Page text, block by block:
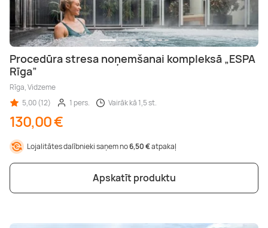
Procedūra stresa noņemšanai kompleksā „ESPA
Rīga”
Rīga, Vidzeme
5,00 (12)
1 pers. Vairāk kā 1,5 st.
130,00 €
Lojalitātes dalībnieki saņem no6,50 €atpakaļ
Apskatīt produktu